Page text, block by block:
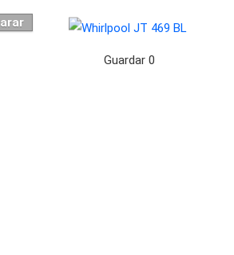
Guardar 0